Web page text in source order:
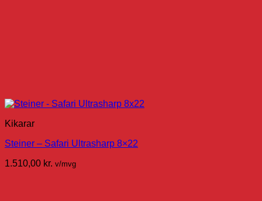
Kikarar
Steiner – Safari Ultrasharp 8×22
1.510,00 kr. v/mvg